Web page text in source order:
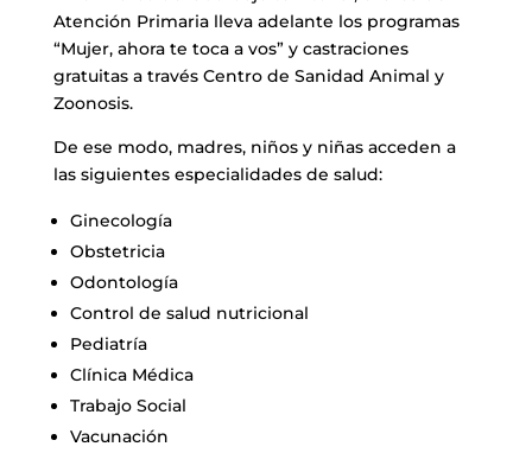
Atención Primaria lleva adelante los programas
“Mujer, ahora te toca a vos” y castraciones
gratuitas a través Centro de Sanidad Animal y
Zoonosis.
De ese modo, madres, niños y niñas acceden a
las siguientes especialidades de salud:
Ginecología
Obstetricia
Odontología
Control de salud nutricional
Pediatría
Clínica Médica
Trabajo Social
Vacunación